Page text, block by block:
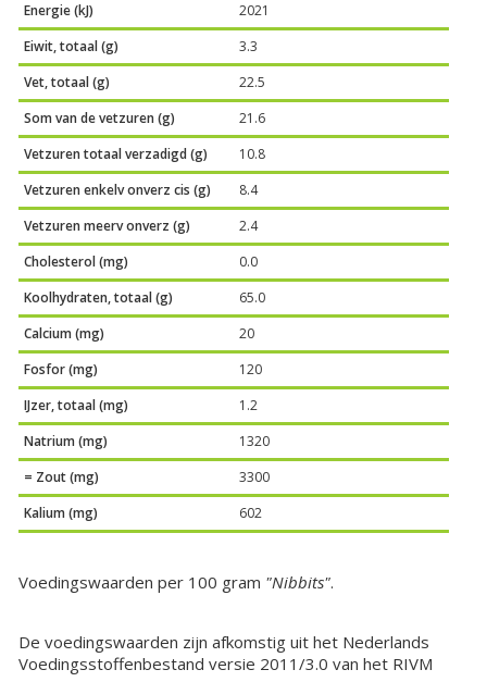
Energie (kJ)
2021
Eiwit, totaal (g)
3.3
Vet, totaal (g)
22.5
Som van de vetzuren (g)
21.6
Vetzuren totaal verzadigd (g)
10.8
Vetzuren enkelv onverz cis (g)
8.4
Vetzuren meerv onverz (g)
2.4
Cholesterol (mg)
0.0
Koolhydraten, totaal (g)
65.0
Calcium (mg)
20
Fosfor (mg)
120
IJzer, totaal (mg)
1.2
Natrium (mg)
1320
= Zout (mg)
3300
Kalium (mg)
602
Voedingswaarden per 100 gram "Nibbits".
De voedingswaarden zijn afkomstig uit het Nederlands
Voedingsstoffenbestand versie 2011/3.0 van het RIVM